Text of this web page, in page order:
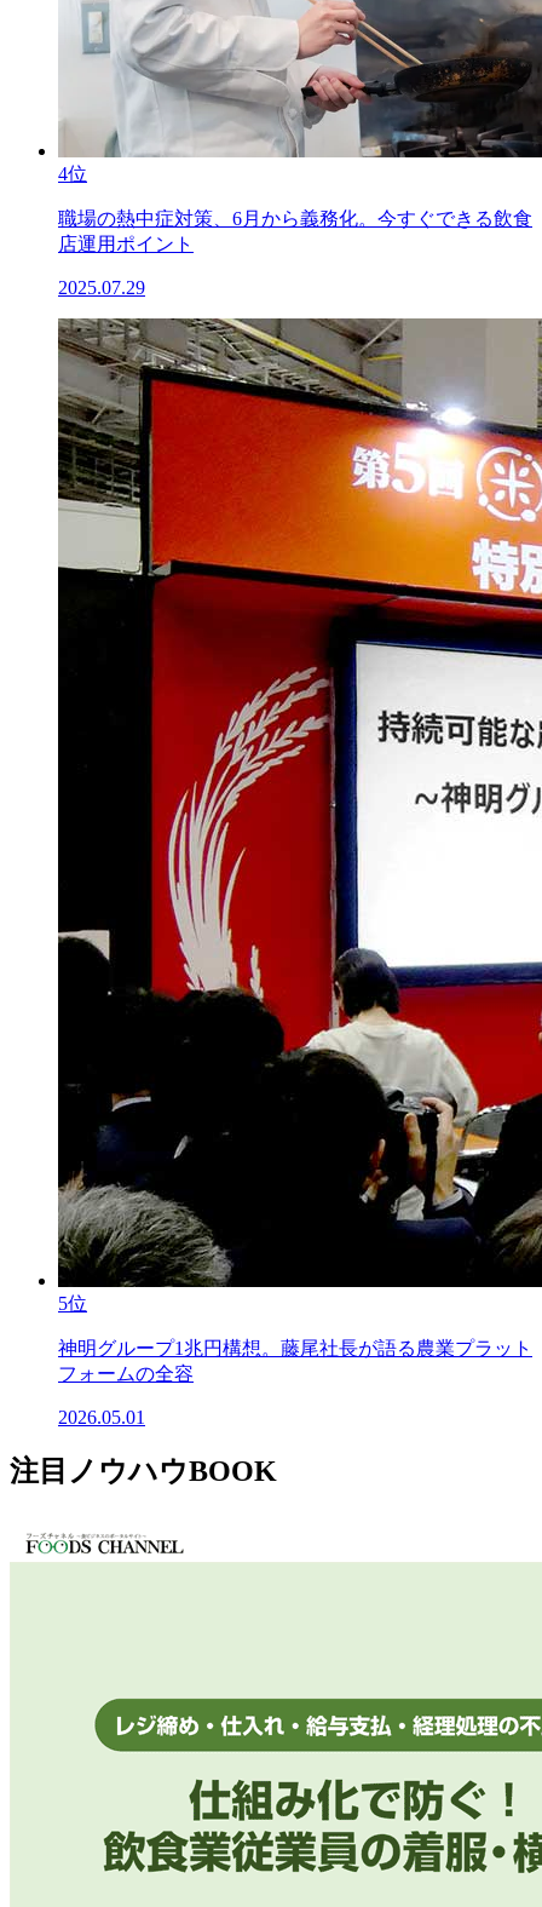
4位
職場の熱中症対策、6月から義務化。今すぐできる飲食
店運用ポイント
2025.07.29
5位
神明グループ1兆円構想。藤尾社長が語る農業プラット
フォームの全容
2026.05.01
注目ノウハウBOOK